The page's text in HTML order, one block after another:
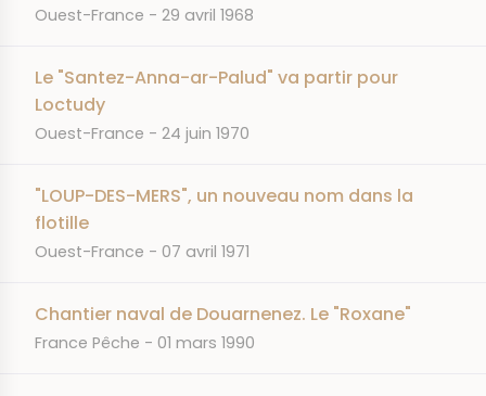
JOURNAL
Ouest-France DATE
29 avril 1968
Le "Santez-Anna-ar-Palud" va partir pour
Loctudy
JOURNAL
Ouest-France DATE
24 juin 1970
"LOUP-DES-MERS", un nouveau nom dans la
flotille
JOURNAL
Ouest-France DATE
07 avril 1971
Chantier naval de Douarnenez. Le "Roxane"
JOURNAL
France Pêche DATE
01 mars 1990